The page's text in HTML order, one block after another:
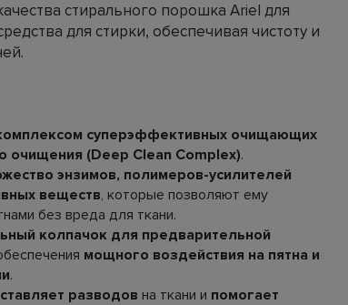
стирального порошка Ariel для
для стирки, обеспечивая чистоту и
суперэффективных очищающих
очищения (Deep Clean Complex).
энзимов, полимеров-усилителей
веществ, которые позволяют ему
без вреда для ткани.
колпачок для предварительной
мощного воздействия на пятна и
.
разводов на ткани и помогает